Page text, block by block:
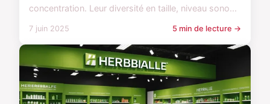
concentration. Leur diversité en taille, niveau sono...
7 juin 2025 5 min de lecture →